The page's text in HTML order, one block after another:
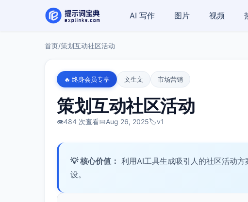
AI 写作 图片 视频
首页/策划互动社区活动
🔥 终身会员专享 文生文 市场营销
策划互动社区活动
👁️484 次查看📅Aug 26, 2025🏷️v1
💡 核心价值： 利用AI工具生成吸引人的社区活动
设。